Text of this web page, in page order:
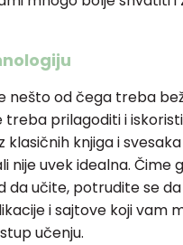
nešto od čega treba
treba prilagoditi i
klasičnih knjiga i
nije uvek idealna. Čime
da učite, potrudite se da
i sajtove koji vam
učenju.